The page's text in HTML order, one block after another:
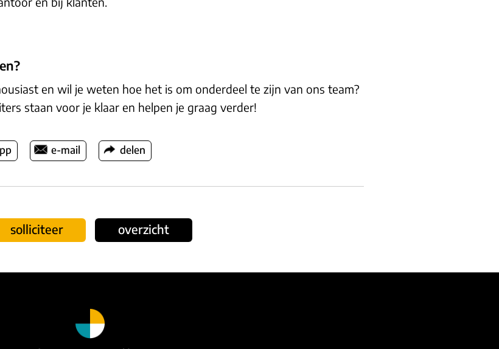
en wil je weten hoe het is om onderdeel te zijn van ons team?
staan voor je klaar en helpen je graag verder!
e-mail delen
solliciteer overzicht